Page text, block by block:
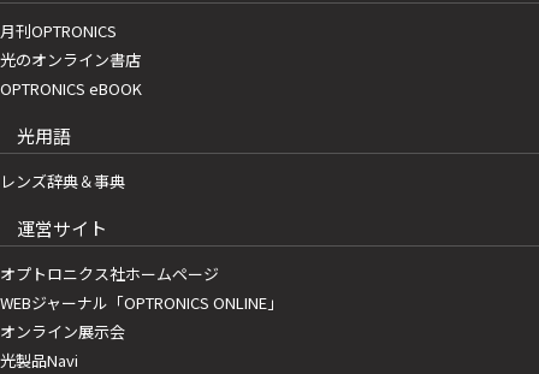
月刊OPTRONICS
光のオンライン書店
OPTRONICS eBOOK
光用語
レンズ辞典＆事典
運営サイト
オプトロニクス社ホームページ
WEBジャーナル「OPTRONICS ONLINE」
オンライン展示会
光製品Navi